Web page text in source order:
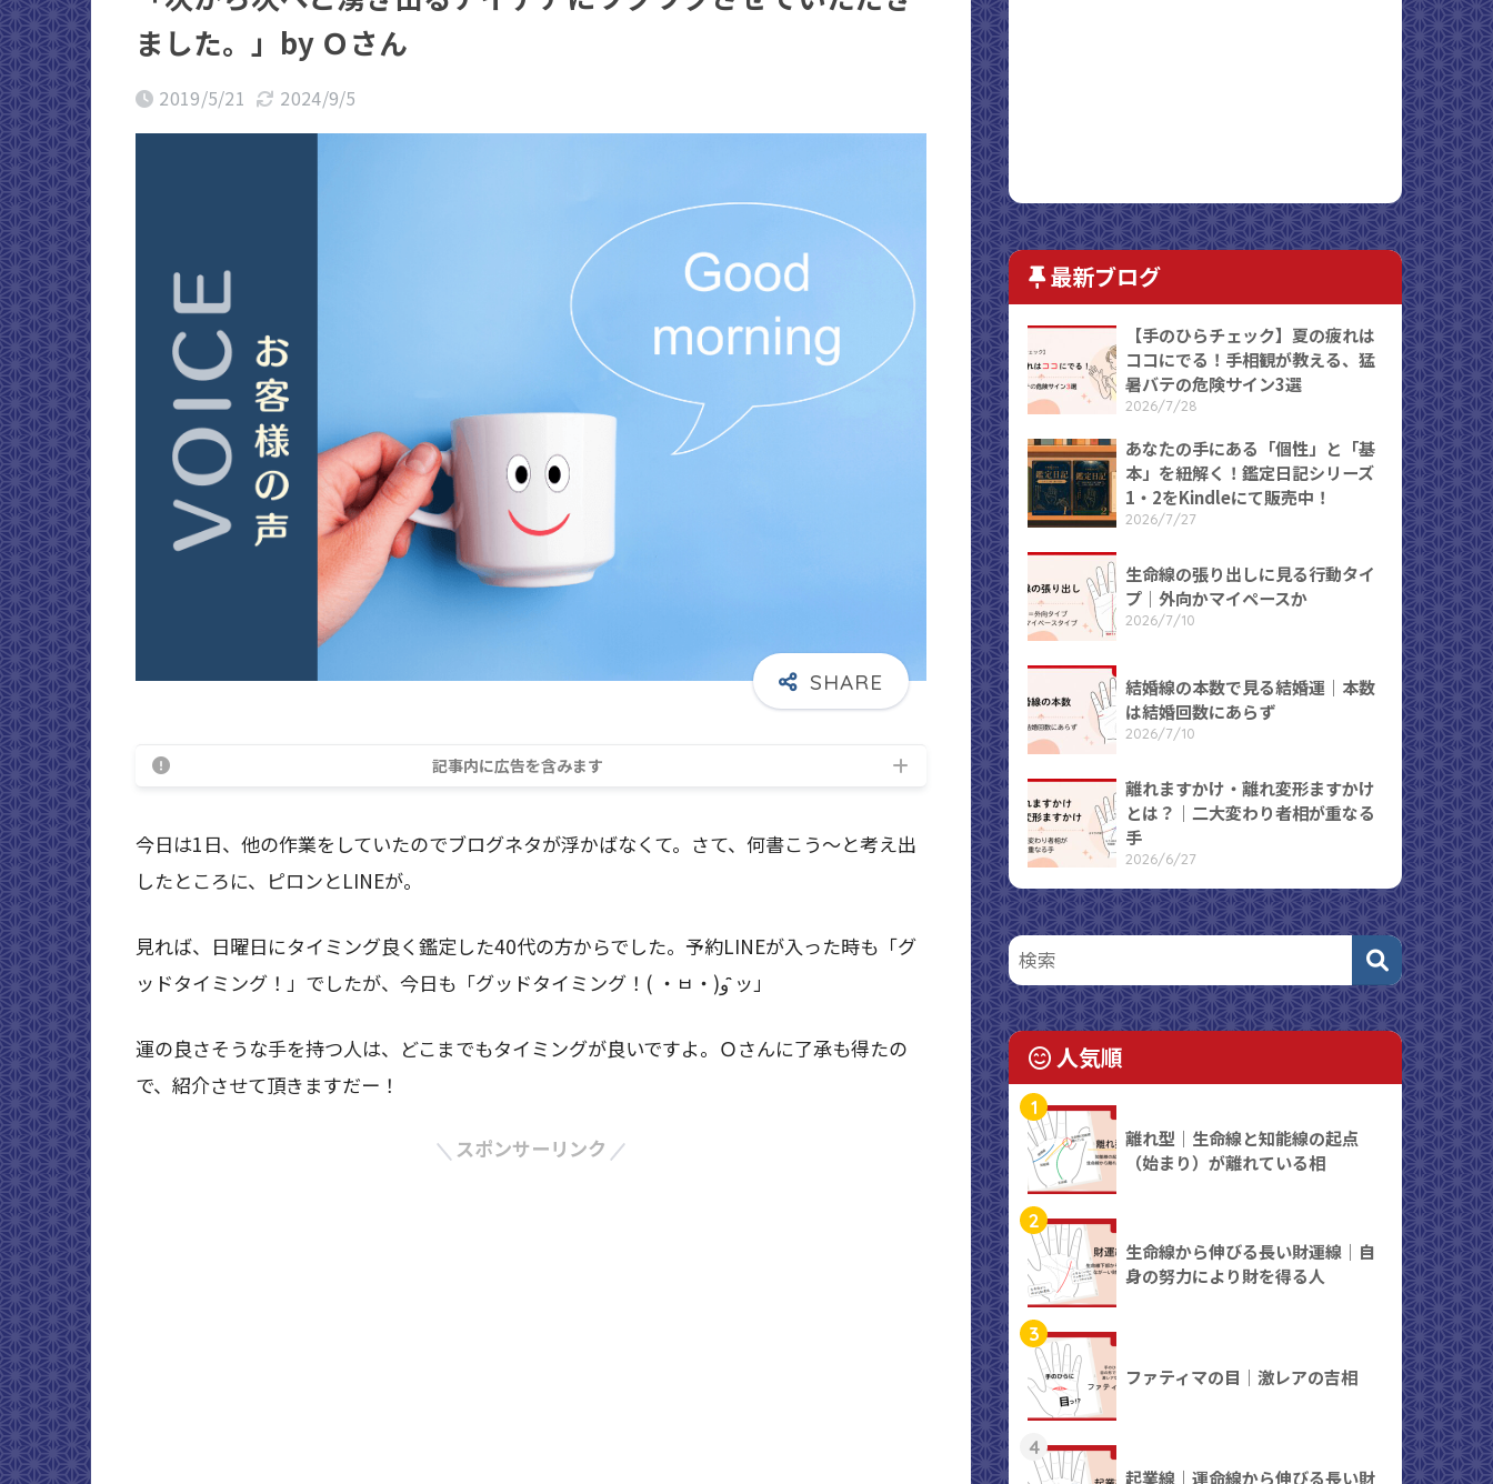
ました。」by Ｏさん
2019/5/21 2024/9/5
記事内に広告を含みます
今日は1日、他の作業をしていたのでブログネタが浮かばなくて。さて、何書こう～と考え出
したところに、ピロンとLINEが。
見れば、日曜日にタイミング良く鑑定した40代の方からでした。予約LINEが入った時も「グ
ッドタイミング！」でしたが、今日も「グッドタイミング！( ・ㅂ・)و ̑̑ッ」
運の良さそうな手を持つ人は、どこまでもタイミングが良いですよ。Ｏさんに了承も得たの
で、紹介させて頂きますだー！
スポンサーリンク
最新ブログ
【手のひらチェック】夏の疲れは
ココにでる！手相観が教える、猛
暑バテの危険サイン3選
2026/7/28
あなたの手にある「個性」と「基
本」を紐解く！鑑定日記シリーズ
1・2をKindleにて販売中！
2026/7/27
生命線の張り出しに見る行動タイ
プ｜外向かマイペースか
2026/7/10
結婚線の本数で見る結婚運｜本数
は結婚回数にあらず
2026/7/10
離れますかけ・離れ変形ますかけ
とは？｜二大変わり者相が重なる
手
2026/6/27
人気順
1
離れ型｜生命線と知能線の起点
（始まり）が離れている相
2
生命線から伸びる長い財運線｜自
身の努力により財を得る人
3
ファティマの目｜激レアの吉相
4
起業線｜運命線から伸びる長い財